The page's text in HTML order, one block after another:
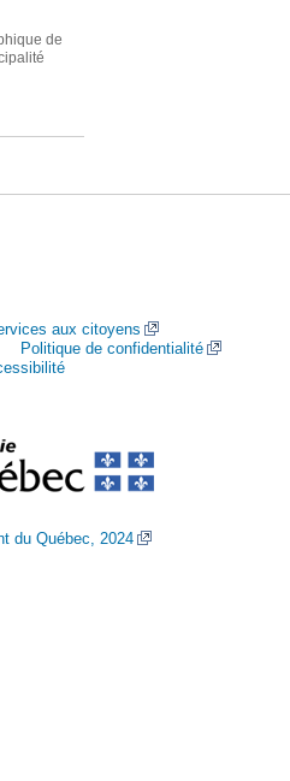
de
aux citoyens
Politique de confidentialité
du Québec, 2024